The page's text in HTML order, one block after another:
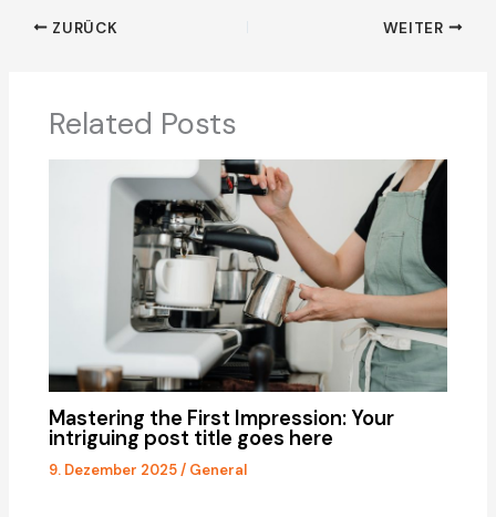
ZURÜCK WEITER
Related Posts
Mastering the First Impression: Your
intriguing post title goes here
9. Dezember 2025/ General